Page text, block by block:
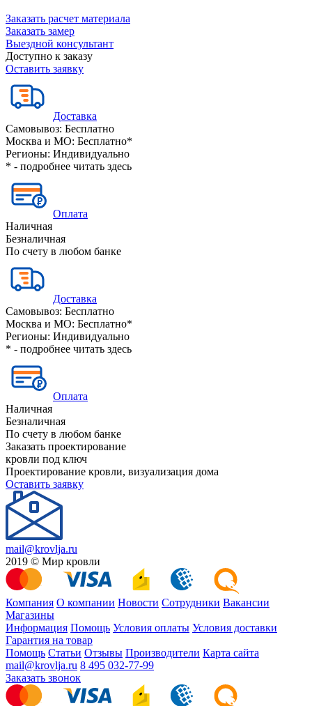
Заказать расчет материала
Заказать замер
Выездной консультант
Доступно к заказу
Оставить заявку
Доставка
Самовывоз: Бесплатно
Москва и МО: Бесплатно*
Регионы: Индивидуально
* - подробнее читать здесь
Оплата
Наличная
Безналичная
По счету в любом банке
Доставка
Самовывоз: Бесплатно
Москва и МО: Бесплатно*
Регионы: Индивидуально
* - подробнее читать здесь
Оплата
Наличная
Безналичная
По счету в любом банке
Заказать проектирование
кровли под ключ
Проектирование кровли, визуализация дома
Оставить заявку
mail@krovlja.ru
2019 © Мир кровли
Компания О компании Новости Сотрудники Вакансии
Магазины
Информация Помощь Условия оплаты Условия доставки
Гарантия на товар
Помощь Статьи Отзывы Производители Карта сайта
mail@krovlja.ru 8 495 032-77-99
Заказать звонок